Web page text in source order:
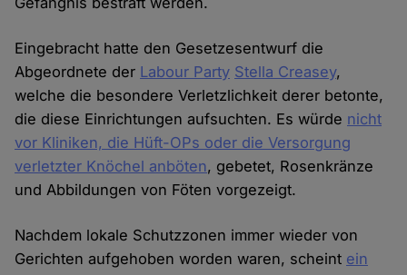
Eingebracht hatte den Gesetzesentwurf die
Abgeordnete der Labour Party Stella Creasey,
welche die besondere Verletzlichkeit derer betonte,
die diese Einrichtungen aufsuchten. Es würde nicht
vor Kliniken, die Hüft-OPs oder die Versorgung
verletzter Knöchel anböten, gebetet, Rosenkränze
und Abbildungen von Föten vorgezeigt.
Nachdem lokale Schutzzonen immer wieder von
Gerichten aufgehoben worden waren, scheint ein